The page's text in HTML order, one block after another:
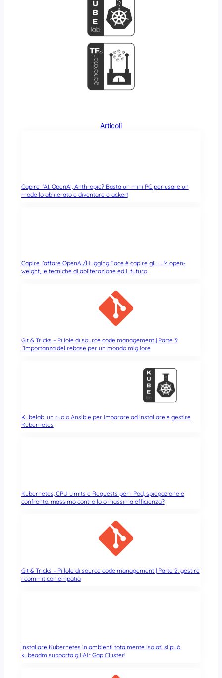
Articoli
Capire l’AI: OpenAI, Anthropic? Basta un mini PC per usare un
modello abliterato e diventare cracker!
Capire l’affare OpenAI/Hugging Face è capire gli LLM open-
weight, le tecniche di abliterazione ed il futuro
Git & Tricks – Pillole di source code management | Parte 3:
l’importanza del rebase per un mondo migliore
Kubelab, un ruolo Ansible per imparare ad installare e gestire
Kubernetes
Kubernetes, CPU Limits e Requests per i Pod, spiegazione e
confronto: massimo controllo o massima efficienza?
Git & Tricks – Pillole di source code management | Parte 2: gestire
i commit con empatia
Installare Kubernetes in ambienti totalmente isolati si può,
kubeadm supporta gli Air Gap Cluster!